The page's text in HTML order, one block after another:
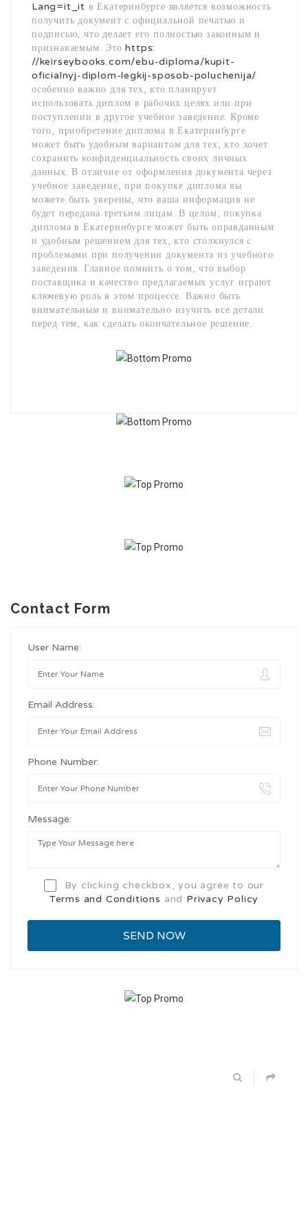
Lang=it_it в Екатеринбурге является возможность
получить документ с официальной печатью и
подписью, что делает его полностью законным и
признаваемым. Этоhttps:
//keirseybooks.com/ebu-diploma/kupit-
oficialnyj-diplom-legkij-sposob-poluchenija/
особенно важно для тех, кто планирует
использовать диплом в рабочих целях или при
поступлении в другое учебное заведение. Кроме
того, приобретение диплома в Екатеринбурге
может быть удобным вариантом для тех, кто хочет
сохранить конфиденциальность своих личных
данных. В отличие от оформления документа через
учебное заведение, при покупке диплома вы
можете быть уверены, что ваша информация не
будет передана третьим лицам. В целом, покупка
диплома в Екатеринбурге может быть оправданным
и удобным решением для тех, кто столкнулся с
проблемами при получении документа из учебного
заведения. Главное помнить о том, что выбор
поставщика и качество предлагаемых услуг играют
ключевую роль в этом процессе. Важно быть
внимательным и внимательно изучить все детали
перед тем, как сделать окончательное решение.
Contact Form
User Name:
Email Address:
Phone Number:
Message:
By clicking checkbox, you agree to our
Terms and Conditions and Privacy Policy